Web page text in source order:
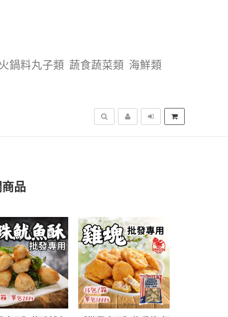
火鍋料丸子類 蔬食蔬菜類 海鮮類
搜尋
品